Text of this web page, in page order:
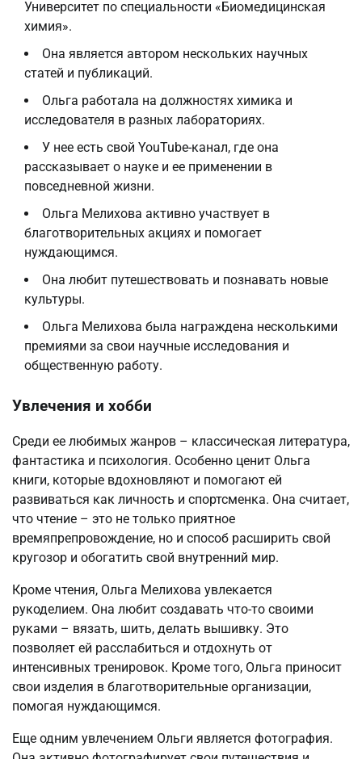
Университет по специальности «Биомедицинская
химия».
Она является автором нескольких научных
статей и публикаций.
Ольга работала на должностях химика и
исследователя в разных лабораториях.
У нее есть свой YouTube-канал, где она
рассказывает о науке и ее применении в
повседневной жизни.
Ольга Мелихова активно участвует в
благотворительных акциях и помогает
нуждающимся.
Она любит путешествовать и познавать новые
культуры.
Ольга Мелихова была награждена несколькими
премиями за свои научные исследования и
общественную работу.
Увлечения и хобби
Среди ее любимых жанров – классическая литература,
фантастика и психология. Особенно ценит Ольга
книги, которые вдохновляют и помогают ей
развиваться как личность и спортсменка. Она считает,
что чтение – это не только приятное
времяпрепровождение, но и способ расширить свой
кругозор и обогатить свой внутренний мир.
Кроме чтения, Ольга Мелихова увлекается
рукоделием. Она любит создавать что-то своими
руками – вязать, шить, делать вышивку. Это
позволяет ей расслабиться и отдохнуть от
интенсивных тренировок. Кроме того, Ольга приносит
свои изделия в благотворительные организации,
помогая нуждающимся.
Еще одним увлечением Ольги является фотография.